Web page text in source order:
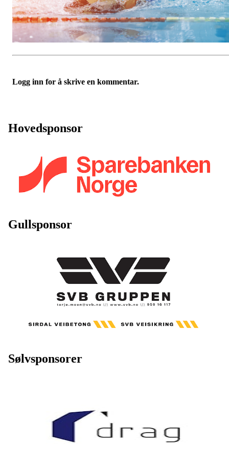
Logg inn for å skrive en kommentar.
Hovedsponsor
Gullsponsor
Sølvsponsorer